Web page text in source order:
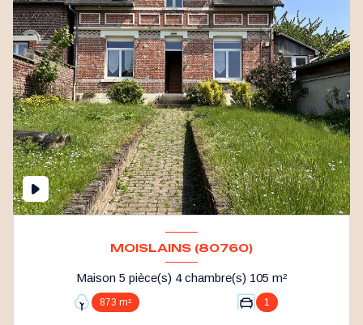
MOISLAINS (80760)
Maison 5 pièce(s) 4 chambre(s) 105 m²
873 m² 1